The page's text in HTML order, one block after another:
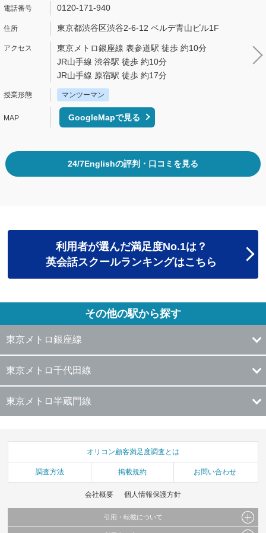
0120-171-940
東京都渋谷区渋谷2-6-12 ベルデ青山ビル1F
東京メトロ銀座線 表参道駅 徒歩 約10分
JR山手線 渋谷駅 徒歩 約10分
JR山手線 原宿駅 徒歩 約17分
マンツーマン
GoogleMapで見る
24/7Englishの評判・口コミを見る
利用者が選んだ満足度No.1は？
英会話スクールランキングはこちら
その他の駅から探す
東京メトロ銀座線
東京メトロ千代田線
東京メトロ半蔵門線
オリコン顧客満足度調査とは
調査方法 掲載規約 お問い合わせ
会社概要 個人情報保護方針
引用・転載について